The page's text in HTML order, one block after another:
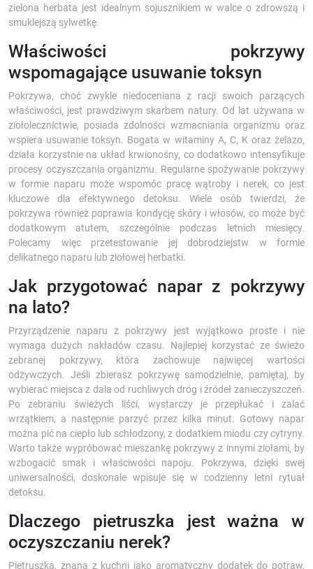
zielona herbata jest idealnym sojusznikiem w walce o zdrowszą i
smuklejszą sylwetkę.
Właściwości pokrzywy
wspomagające usuwanie toksyn
Pokrzywa, choć zwykle niedoceniana z racji swoich parzących
właściwości, jest prawdziwym skarbem natury. Od lat używana w
ziołolecznictwie, posiada zdolności wzmacniania organizmu oraz
wspiera usuwanie toksyn. Bogata w witaminy A, C, K oraz żelazo,
działa korzystnie na układ krwionośny, co dodatkowo intensyfikuje
procesy oczyszczania organizmu. Regularne spożywanie pokrzywy
w formie naparu może wspomóc pracę wątroby i nerek, co jest
kluczowe dla efektywnego detoksu. Wiele osób twierdzi, że
pokrzywa również poprawia kondycję skóry i włosów, co może być
dodatkowym atutem, szczególnie podczas letnich miesięcy.
Polecamy więc przetestowanie jej dobrodziejstw w formie
delikatnego naparu lub ziołowej herbatki.
Jak przygotować napar z pokrzywy
na lato?
Przyrządzenie naparu z pokrzywy jest wyjątkowo proste i nie
wymaga dużych nakładów czasu. Najlepiej korzystać ze świeżo
zebranej pokrzywy, która zachowuje najwięcej wartości
odżywczych. Jeśli zbierasz pokrzywę samodzielnie, pamiętaj, by
wybierać miejsca z dala od ruchliwych dróg i źródeł zanieczyszczeń.
Po zebraniu świeżych liści, wystarczy je przepłukać i zalać
wrzątkiem, a następnie parzyć przez kilka minut. Gotowy napar
można pić na ciepło lub schłodzony, z dodatkiem miodu czy cytryny.
Warto także wypróbować mieszankę pokrzywy z innymi ziołami, by
wzbogacić smak i właściwości napoju. Pokrzywa, dzięki swej
uniwersalności, doskonale wpisuje się w codzienny letni rytuał
detoksu.
Dlaczego pietruszka jest ważna w
oczyszczaniu nerek?
Pietruszka, znana z kuchni jako aromatyczny dodatek do potraw,